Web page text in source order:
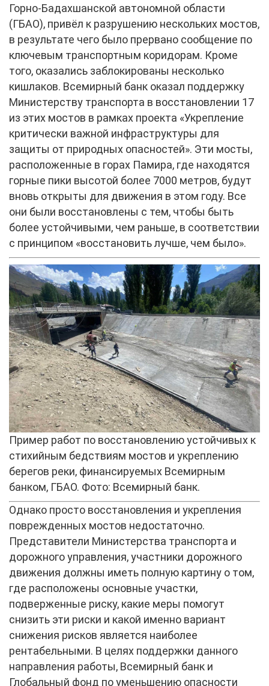
Горно-Бадахшанской автономной области
(ГБАО), привёл к разрушению нескольких мостов,
в результате чего было прервано сообщение по
ключевым транспортным коридорам. Кроме
того, оказались заблокированы несколько
кишлаков. Всемирный банк оказал поддержку
Министерству транспорта в восстановлении 17
из этих мостов в рамках проекта «Укрепление
критически важной инфраструктуры для
защиты от природных опасностей». Эти мосты,
расположенные в горах Памира, где находятся
горные пики высотой более 7000 метров, будут
вновь открыты для движения в этом году. Все
они были восстановлены с тем, чтобы быть
более устойчивыми, чем раньше, в соответствии
с принципом «восстановить лучше, чем было».
Пример работ по восстановлению устойчивых к
стихийным бедствиям мостов и укреплению
берегов реки, финансируемых Всемирным
банком, ГБАО. Фото: Всемирный банк.
Однако просто восстановления и укрепления
поврежденных мостов недостаточно.
Представители Министерства транспорта и
дорожного управления, участники дорожного
движения должны иметь полную картину о том,
где расположены основные участки,
подверженные риску, какие меры помогут
снизить эти риски и какой именно вариант
снижения рисков является наиболее
рентабельными. В целях поддержки данного
направления работы, Всемирный банк и
Глобальный фонд по уменьшению опасности